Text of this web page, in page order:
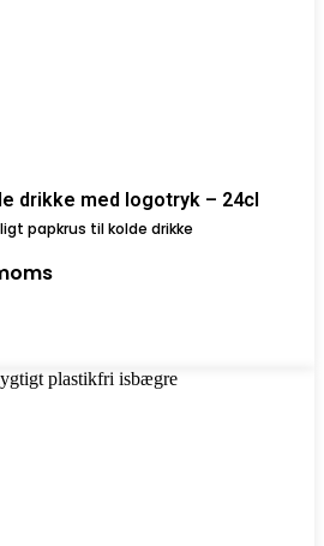
drikke med logotryk – 24cl
papkrus til kolde drikke